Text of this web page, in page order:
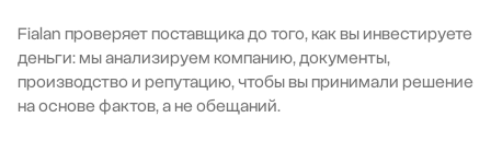
Fialan проверяет поставщика до того, как вы инвестируете
деньги: мы анализируем компанию, документы,
производство и репутацию, чтобы вы принимали решение
на основе фактов, а не обещаний.